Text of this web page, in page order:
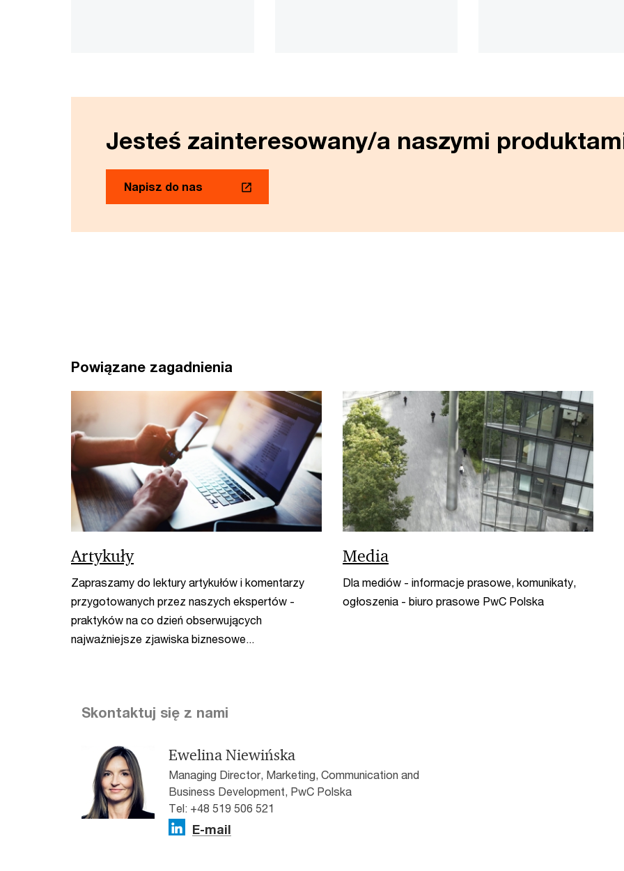
Jesteś zainteresowany/a naszymi
Napisz do nas
Powiązane zagadnienia
Artykuły
Zapraszamy do lektury artykułów i komentarzy
przygotowanych przez naszych ekspertów -
praktyków na co dzień obserwujących
najważniejsze zjawiska biznesowe...
Media
Dla mediów - informacje prasowe, komunikaty,
ogłoszenia - biuro prasowe PwC Polska
Skontaktuj się z nami
Ewelina Niewińska
Managing Director, Marketing, Communication and
Business Development, PwC Polska
Tel: +48 519 506 521
E-mail